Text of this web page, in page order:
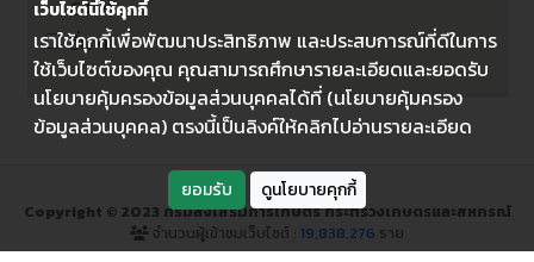
GAP)
อื่น ๆ
Copyright © 2023 กรมส่งเสริมการเกษตร กระทรวงเกษตรและสหกรณ์
จำนวนผู้เข้าชมเว็บไซต์ : 19,838,276 ราย
เว็บไซต์นี้ใช้คุกกี้
เราใช้คุกกี้เพื่อพัฒนาประสิทธิภาพ และประสบการณ์ที่ดีในการ
ใช้เว็บไซต์ของคุณ คุณสามารถศึกษารายละเอียดและยอดรับ
นโยบายคุ้มครองข้อมูลส่วนบุคคลได้ที่ (นโยบายคุ้มครอง
ข้อมูลส่วนบุคคล) ตรงนี้เป็นลิงค์ให้คลิกไปอ่านรายละเอียด
ยอมรับ ดูนโยบายคุกกี้